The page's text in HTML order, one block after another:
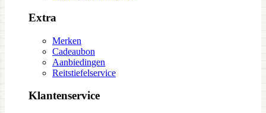
Extra
Merken
Cadeaubon
Aanbiedingen
Reitstiefelservice
Klantenservice